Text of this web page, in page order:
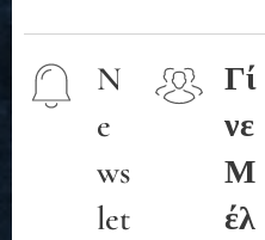
N
e
ws
let
Γί
νε
Μ
έλ